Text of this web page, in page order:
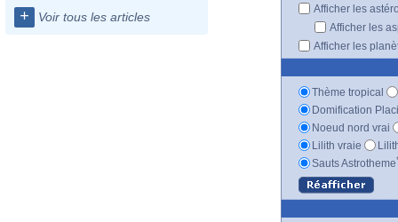
+ Voir tous les articles
Afficher les
Afficher les
Afficher les
Thème tropical
Domification
Noeud nord vrai
Lilith vraie
Sauts Astrotheme